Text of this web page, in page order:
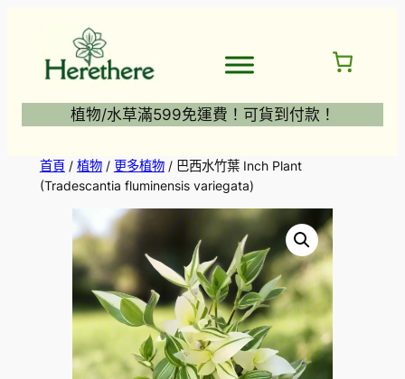
植物/水草滿599免運費！可貨到付款！
首頁/ 植物/ 更多植物/ 巴西水竹葉 Inch Plant
(Tradescantia fluminensis variegata)